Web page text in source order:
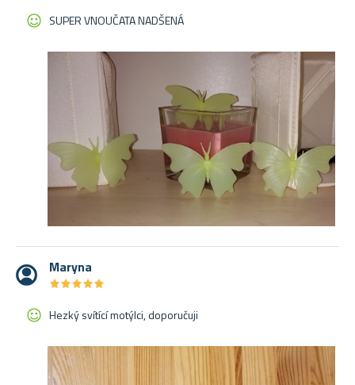
SUPER VNOUČATA NADŠENÁ
Maryna
★★★★★
★★★★★
Hezký svítící motýlci, doporučuji